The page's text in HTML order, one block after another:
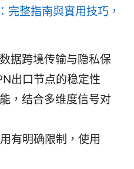
完整指南與實用技巧，
据跨境传输与隐私保
出口节点的稳定性
，结合多维度信号对
有明确限制，使用